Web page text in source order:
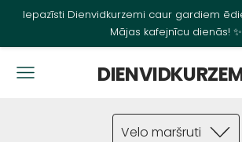
Iepazīsti Dienvidkurzemi caur gardiem
Mājas kafejnīcu dienās! ✨
Velo maršruti